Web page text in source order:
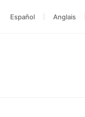
Anglais
Español